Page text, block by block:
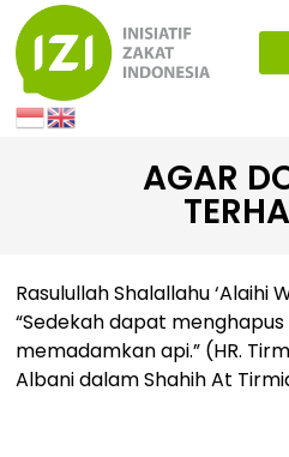
AGAR
Rasulullah Shalallahu ‘Alaihi
“Sedekah dapat
memadamkan api.” (HR.
Albani dalam Shahih At